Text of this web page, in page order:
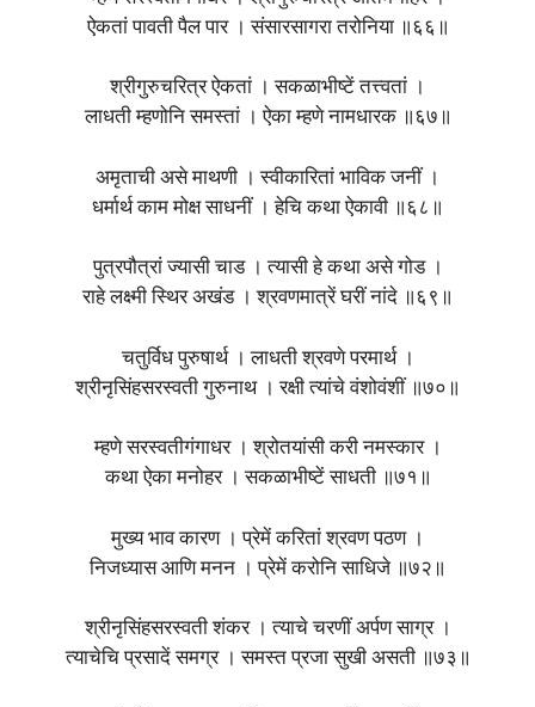
ऐकतां पावती पैल पार । संसारसागरा तरोनिया ॥६६॥
श्रीगुरुचरित्र ऐकतां । सकळाभीष्‍टें तत्त्वतां ।
लाधती म्हणोनि समस्तां । ऐका म्हणे नामधारक ॥६७॥
अमृताची असे माथणी । स्वीकारितां भाविक जनीं ।
धर्मार्थ काम मोक्ष साधनीं । हेचि कथा ऐकावी ॥६८॥
पुत्रपौत्रां ज्यासी चाड । त्यासी हे कथा असे गोड ।
राहे लक्ष्मी स्थिर अखंड । श्रवणमात्रें घरीं नांदे ॥६९॥
चतुर्विध पुरुषार्थ । लाधती श्रवणे परमार्थ ।
श्रीनृसिंहसरस्वती गुरुनाथ । रक्षी त्यांचे वंशोवंशीं ॥७०॥
म्हणे सरस्वतीगंगाधर । श्रोतयांसी करी नमस्कार ।
कथा ऐका मनोहर । सकळाभीष्‍टें साधती ॥७१॥
मुख्य भाव कारण । प्रेमें करितां श्रवण पठण ।
निजध्यास आणि मनन । प्रेमें करोनि साधिजे ॥७२॥
श्रीनृसिंहसरस्वती शंकर । त्याचे चरणीं अर्पण साग्र ।
त्याचेचि प्रसादें समग्र । समस्त प्रजा सुखी असती ॥७३॥